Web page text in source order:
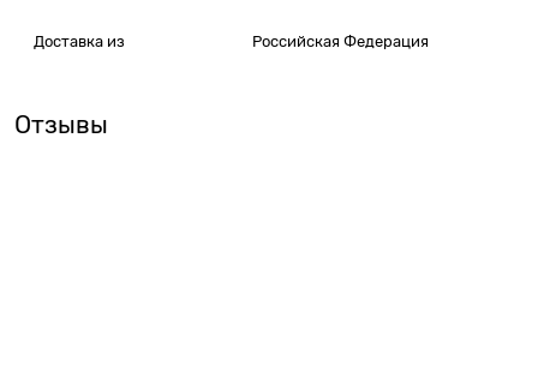
Доставка из Российская Федерация
Отзывы